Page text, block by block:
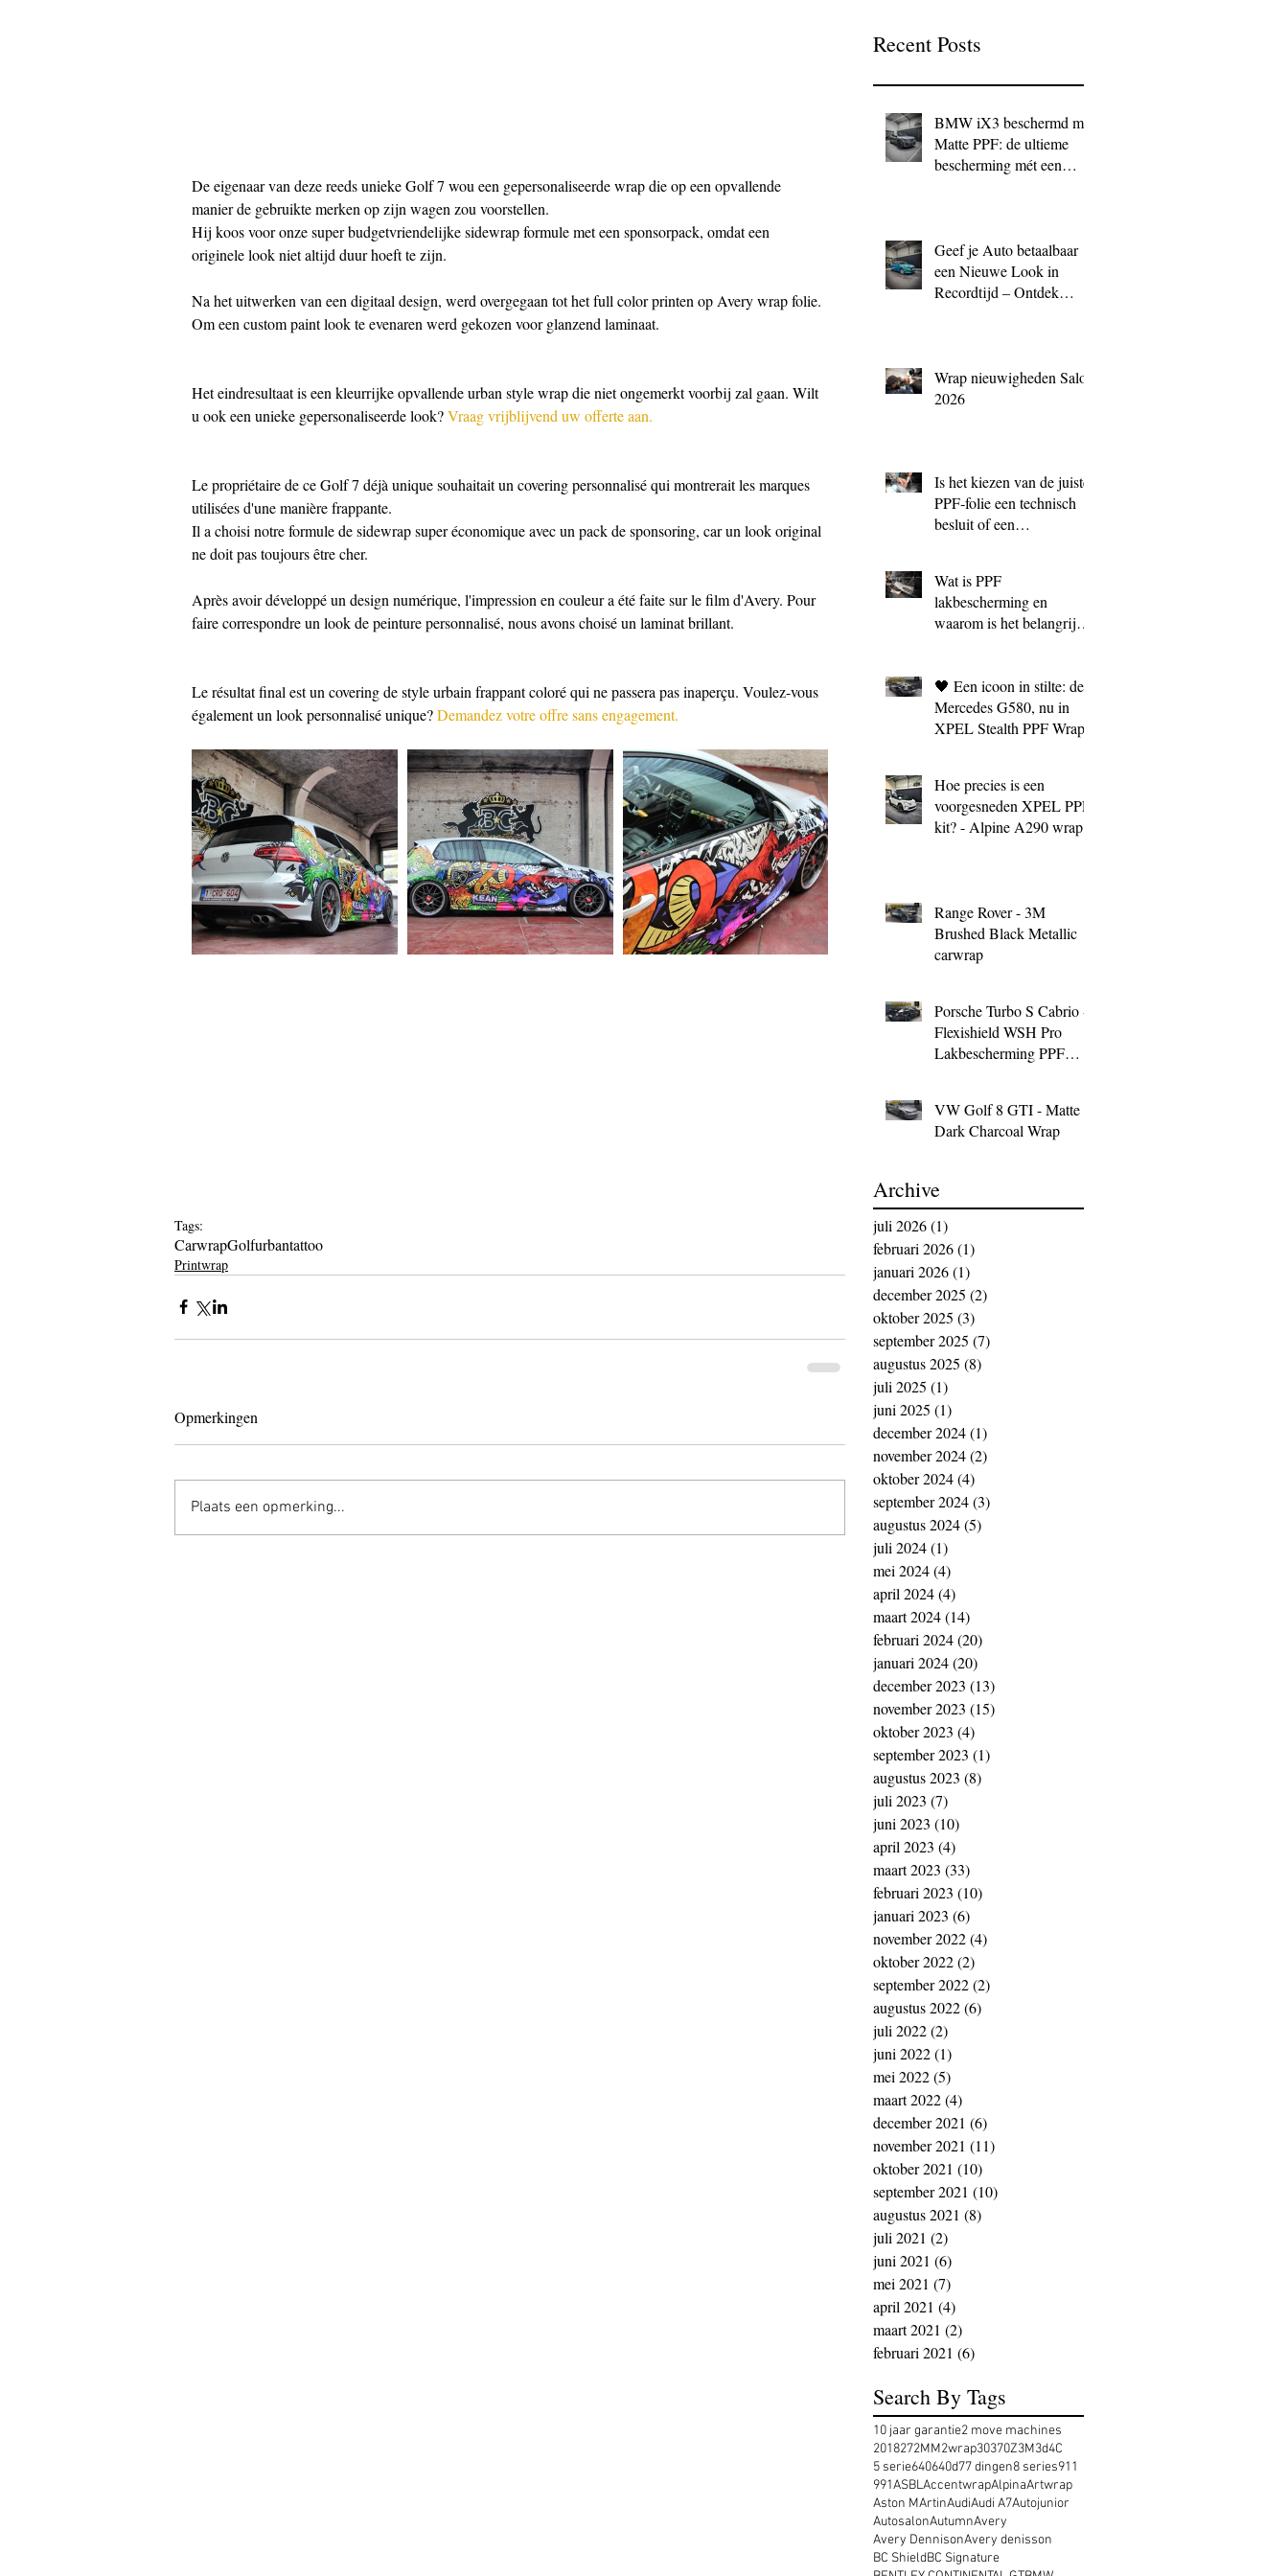
De eigenaar van deze reeds unieke Golf 7 wou een gepersonaliseerde wrap die op een opvallende
manier de gebruikte merken op zijn wagen zou voorstellen.
Hij koos voor onze super budgetvriendelijke sidewrap formule met een sponsorpack, omdat een
originele look niet altijd duur hoeft te zijn.
Na het uitwerken van een digitaal design, werd overgegaan tot het full color printen op Avery wrap folie.
Om een custom paint look te evenaren werd gekozen voor glanzend laminaat.
Het eindresultaat is een kleurrijke opvallende urban style wrap die niet ongemerkt voorbij zal gaan. Wilt
u ook een unieke gepersonaliseerde look? Vraag vrijblijvend uw offerte aan.
Le propriétaire de ce Golf 7 déjà unique souhaitait un covering personnalisé qui montrerait les marques
utilisées d'une manière frappante.
Il a choisi notre formule de sidewrap super économique avec un pack de sponsoring, car un look original
ne doit pas toujours être cher.
Après avoir développé un design numérique, l'impression en couleur a été faite sur le film d'Avery. Pour
faire correspondre un look de peinture personnalisé, nous avons choisé un laminat brillant.
Le résultat final est un covering de style urbain frappant coloré qui ne passera pas inaperçu. Voulez-vous
également un look personnalisé unique? Demandez votre offre sans engagement.
Tags:
CarwrapGolfurbantattoo
Printwrap
Opmerkingen
Plaats een opmerking...
Recent Posts
BMW iX3 beschermd met
Matte PPF: de ultieme
bescherming mét een
Geef je Auto betaalbaar
een Nieuwe Look in
Recordtijd – Ontdek
Wrap nieuwigheden Salon
2026
Is het kiezen van de juiste
PPF‑folie een technisch
besluit of een
Wat is PPF
lakbescherming en
waarom is het belangrijk?
🖤 Een icoon in stilte: de
Mercedes G580, nu in
XPEL Stealth PPF Wrap
Hoe precies is een
voorgesneden XPEL PPF
kit? - Alpine A290 wrap
Range Rover - 3M
Brushed Black Metallic
carwrap
Porsche Turbo S Cabrio -
Flexishield WSH Pro
Lakbescherming PPF
VW Golf 8 GTI - Matte
Dark Charcoal Wrap
Archive
juli 2026(1)
februari 2026(1)
januari 2026(1)
december 2025 (2)
oktober 2025 (3)
september 2025 (7)
augustus 2025 (8)
juli 2025 (1)
juni 2025 (1)
december 2024(1)
november 2024(2)
oktober 2024(4)
september 2024(3)
augustus 2024(5)
juli 2024(1)
mei 2024(4)
april 2024(4)
maart 2024(14)
februari 2024(20)
januari 2024(20)
december 2023 (13)
november 2023 (15)
oktober 2023 (4)
september 2023 (1)
augustus 2023 (8)
juli 2023 (7)
juni 2023 (10)
april 2023 (4)
maart 2023 (33)
februari 2023 (10)
januari 2023 (6)
november 2022(4)
oktober 2022(2)
september 2022(2)
augustus 2022(6)
juli 2022(2)
juni 2022(1)
mei 2022(5)
maart 2022(4)
december 2021 (6)
november 2021 (11)
oktober 2021 (10)
september 2021 (10)
augustus 2021 (8)
juli 2021 (2)
juni 2021 (6)
mei 2021 (7)
april 2021 (4)
maart 2021 (2)
februari 2021 (6)
Search By Tags
10 jaar garantie2 move machines
2018272MM2wrap30370Z3M3d4C
5 serie640640d77 dingen8 series911
991ASBLAccentwrapAlpinaArtwrap
Aston MArtinAudiAudi A7Autojunior
AutosalonAutumnAvery
Avery DennisonAvery denisson
BC ShieldBC Signature